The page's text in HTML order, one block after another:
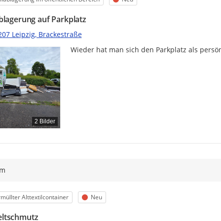
auf Parkplatz
Leipzig, Brackestraße
2 Bilder
Wieder hat man sich den Parkplatz als
Alttextilcontainer Status
Neu